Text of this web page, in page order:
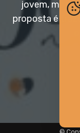
jovem, mas
proposta é